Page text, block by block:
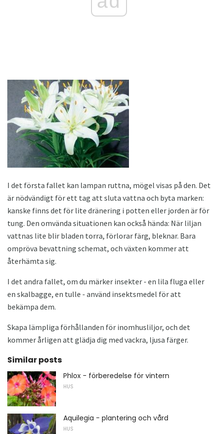
I det första fallet kan lampan ruttna, mögel visas på den. Det
är nödvändigt för ett tag att sluta vattna och byta marken:
kanske finns det för lite dränering i potten eller jorden är för
tung. Den omvända situationen kan också hända: När liljan
vattnas lite blir bladen torra, förlorar färg, bleknar. Bara
ompröva bevattning schemat, och växten kommer att
återhämta sig.
I det andra fallet, om du märker insekter - en lila fluga eller
en skalbagge, en tulle - använd insektsmedel för att
bekämpa dem.
Skapa lämpliga förhållanden för inomhusliljor, och det
kommer årligen att glädja dig med vackra, ljusa färger.
Similar posts
Phlox - förberedelse för vintern
HUS
Aquilegia - plantering och vård
HUS